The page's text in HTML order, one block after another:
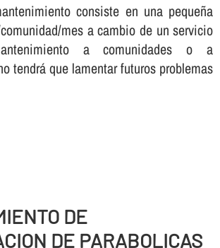
consiste en una pequeña
mes a cambio de un servicio
a comunidades o a
tendrá que lamentar futuros problemas
DE
DE PARABOLICAS